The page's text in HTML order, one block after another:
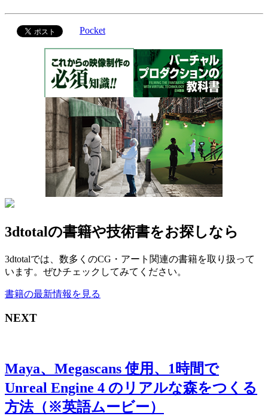
Pocket
3dtotalの書籍や技術書をお探しなら
3dtotalでは、数多くのCG・アート関連の書籍を取り扱って
います。ぜひチェックしてみてください。
書籍の最新情報を見る
NEXT
Maya、Megascans 使用、1時間で
Unreal Engine 4 のリアルな森をつくる
方法（※英語ムービー）